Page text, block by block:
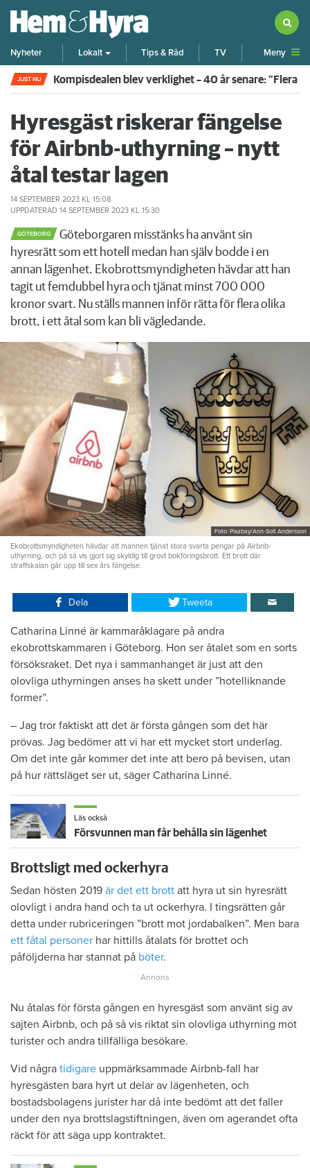
Nyheter Lokalt Tips & Råd TV Meny
JUST NU Kompisdealen blev verklighet – 40 år senare: "Flera
Hyresgäst riskerar fängelse
för Airbnb-uthyrning – nytt
åtal testar lagen
14 SEPTEMBER 2023 KL 15:08
UPPDATERAD 14 SEPTEMBER 2023 KL 15:30
GÖTEBORG
Göteborgaren misstänks ha använt sin
hyresrätt som ett hotell medan han själv bodde i en
annan lägenhet. Ekobrottsmyndigheten hävdar att han
tagit ut femdubbel hyra och tjänat minst 700 000
kronor svart. Nu ställs mannen inför rätta för flera olika
brott, i ett åtal som kan bli vägledande.
Foto: Pixabay/Ann-Sofi Andersson
Ekobrottsmyndigheten hävdar att mannen tjänat stora svarta pengar på Airbnb-
uthyrning, och på så vis gjort sig skyldig till grovt bokföringsbrott. Ett brott där
straffskalan går upp till sex års fängelse.
Dela Tweeta
Catharina Linné är kammaråklagare på andra
ekobrottskammaren i Göteborg. Hon ser åtalet som en sorts
försöksraket. Det nya i sammanhanget är just att den
olovliga uthyrningen anses ha skett under ”hotelliknande
former”.
– Jag tror faktiskt att det är första gången som det här
prövas. Jag bedömer att vi har ett mycket stort underlag.
Om det inte går kommer det inte att bero på bevisen, utan
på hur rättsläget ser ut, säger Catharina Linné.
Läs också
Försvunnen man får behålla sin lägenhet
Brottsligt med ockerhyra
Sedan hösten 2019 är det ett brott att hyra ut sin hyresrätt
olovligt i andra hand och ta ut ockerhyra. I tingsrätten går
detta under rubriceringen ”brott mot jordabalken”. Men bara
ett fåtal personer har hittills åtalats för brottet och
påföljderna har stannat på böter.
Nu åtalas för första gången en hyresgäst som använt sig av
sajten Airbnb, och på så vis riktat sin olovliga uthyrning mot
turister och andra tillfälliga besökare.
Vid några tidigare uppmärksammade Airbnb-fall har
hyresgästen bara hyrt ut delar av lägenheten, och
bostadsbolagens jurister har då inte bedömt att det faller
under den nya brottslagstiftningen, även om agerandet ofta
räckt för att säga upp kontraktet.